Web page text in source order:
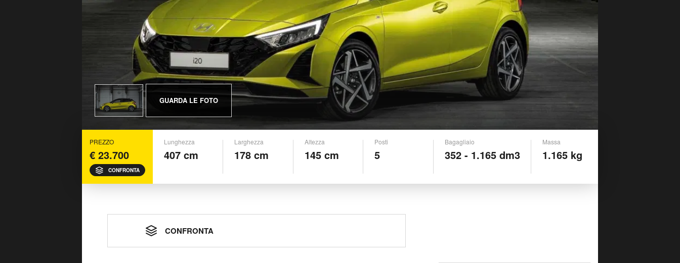
GUARDA LE FOTO
PREZZO
€ 23.700
CONFRONTA
Lunghezza
407 cm
Larghezza
178 cm
Altezza
145 cm
Posti
5
Bagagliaio
352 - 1.165 dm3
Massa
1.165 kg
CONFRONTA